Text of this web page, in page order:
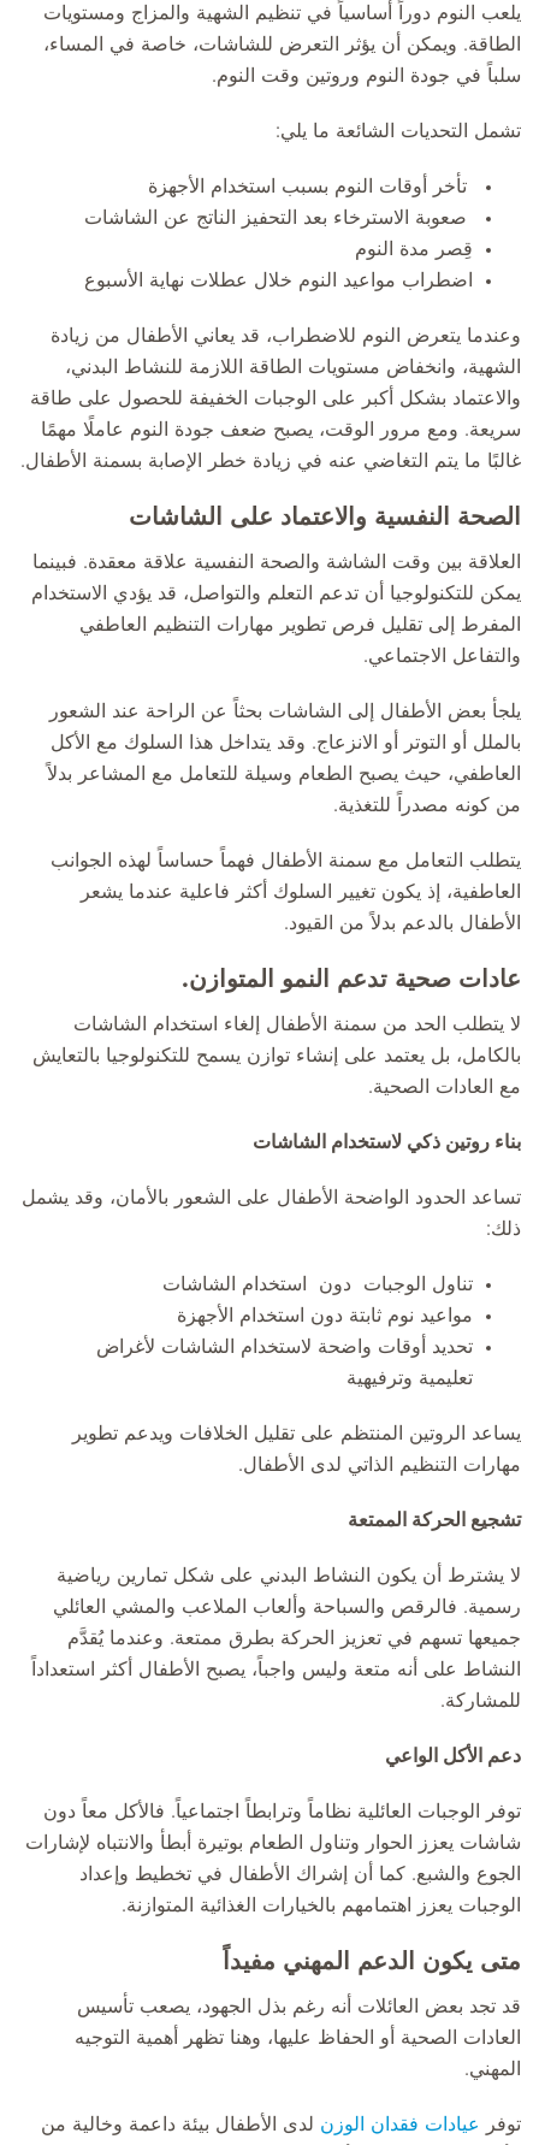
يلعب النوم دوراً أساسياً في تنظيم الشهية والمزاج ومستويات
الطاقة. ويمكن أن يؤثر التعرض للشاشات، خاصة في المساء،
سلباً في جودة النوم وروتين وقت النوم.
تشمل التحديات الشائعة ما يلي:
تأخر أوقات النوم بسبب استخدام الأجهزة
صعوبة الاسترخاء بعد التحفيز الناتج عن الشاشات
قِصر مدة النوم
اضطراب مواعيد النوم خلال عطلات نهاية الأسبوع
وعندما يتعرض النوم للاضطراب، قد يعاني الأطفال من زيادة
الشهية، وانخفاض مستويات الطاقة اللازمة للنشاط البدني،
والاعتماد بشكل أكبر على الوجبات الخفيفة للحصول على طاقة
سريعة. ومع مرور الوقت، يصبح ضعف جودة النوم عاملًا مهمًا
غالبًا ما يتم التغاضي عنه في زيادة خطر الإصابة بسمنة الأطفال.
الصحة النفسية والاعتماد على الشاشات
العلاقة بين وقت الشاشة والصحة النفسية علاقة معقدة. فبينما
يمكن للتكنولوجيا أن تدعم التعلم والتواصل، قد يؤدي الاستخدام
المفرط إلى تقليل فرص تطوير مهارات التنظيم العاطفي
والتفاعل الاجتماعي.
يلجأ بعض الأطفال إلى الشاشات بحثاً عن الراحة عند الشعور
بالملل أو التوتر أو الانزعاج. وقد يتداخل هذا السلوك مع الأكل
العاطفي، حيث يصبح الطعام وسيلة للتعامل مع المشاعر بدلاً
من كونه مصدراً للتغذية.
يتطلب التعامل مع سمنة الأطفال فهماً حساساً لهذه الجوانب
العاطفية، إذ يكون تغيير السلوك أكثر فاعلية عندما يشعر
الأطفال بالدعم بدلاً من القيود.
عادات صحية تدعم النمو المتوازن.
لا يتطلب الحد من سمنة الأطفال إلغاء استخدام الشاشات
بالكامل، بل يعتمد على إنشاء توازن يسمح للتكنولوجيا بالتعايش
مع العادات الصحية.
بناء روتين ذكي لاستخدام الشاشات
تساعد الحدود الواضحة الأطفال على الشعور بالأمان، وقد يشمل
ذلك:
تناول الوجبات دون استخدام الشاشات
مواعيد نوم ثابتة دون استخدام الأجهزة
تحديد أوقات واضحة لاستخدام الشاشات لأغراض
تعليمية وترفيهية
يساعد الروتين المنتظم على تقليل الخلافات ويدعم تطوير
مهارات التنظيم الذاتي لدى الأطفال.
تشجيع الحركة الممتعة
لا يشترط أن يكون النشاط البدني على شكل تمارين رياضية
رسمية. فالرقص والسباحة وألعاب الملاعب والمشي العائلي
جميعها تسهم في تعزيز الحركة بطرق ممتعة. وعندما يُقدَّم
النشاط على أنه متعة وليس واجباً، يصبح الأطفال أكثر استعداداً
للمشاركة.
دعم الأكل الواعي
توفر الوجبات العائلية نظاماً وترابطاً اجتماعياً. فالأكل معاً دون
شاشات يعزز الحوار وتناول الطعام بوتيرة أبطأ والانتباه لإشارات
الجوع والشبع. كما أن إشراك الأطفال في تخطيط وإعداد
الوجبات يعزز اهتمامهم بالخيارات الغذائية المتوازنة.
متى يكون الدعم المهني مفيداً
قد تجد بعض العائلات أنه رغم بذل الجهود، يصعب تأسيس
العادات الصحية أو الحفاظ عليها، وهنا تظهر أهمية التوجيه
المهني.
توفر عيادات فقدان الوزن لدى الأطفال بيئة داعمة وخالية من